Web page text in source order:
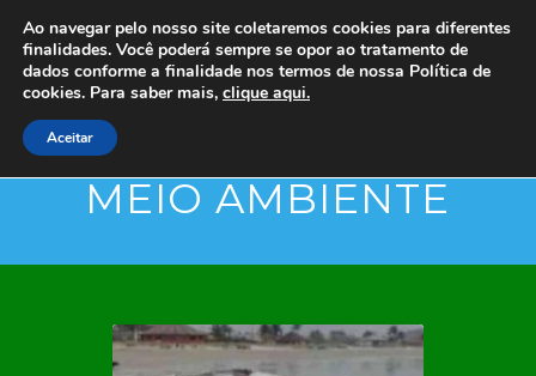
MEIO AMBIENTE
Ao navegar pelo nosso site coletaremos cookies para diferentes
finalidades. Você poderá sempre se opor ao tratamento de
dados conforme a finalidade nos termos de nossa Política de
cookies. Para saber mais, clique aqui.
Aceitar